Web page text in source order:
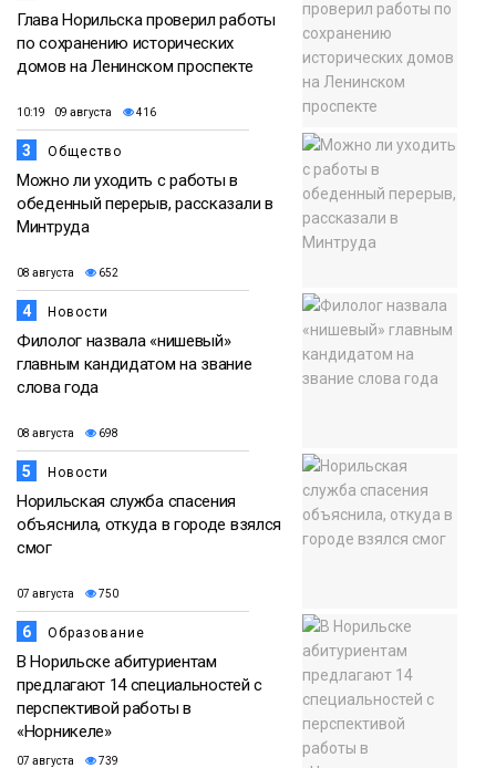
Глава Норильска проверил работы
по сохранению исторических
домов на Ленинском проспекте
10:19 09 августа 416
3 Общество
Можно ли уходить с работы в
обеденный перерыв, рассказали в
Минтруда
08 августа 652
4 Новости
Филолог назвала «нишевый»
главным кандидатом на звание
слова года
08 августа 698
5 Новости
Норильская служба спасения
объяснила, откуда в городе взялся
смог
07 августа 750
6 Образование
В Норильске абитуриентам
предлагают 14 специальностей с
перспективой работы в
«Норникеле»
07 августа 739